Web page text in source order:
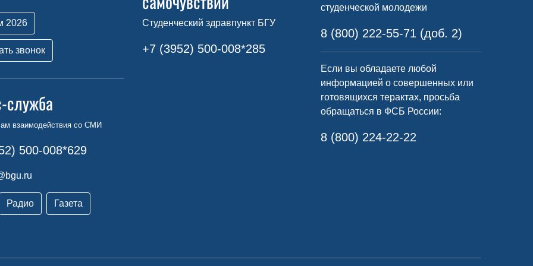
2026
звонок
служба
взаимодействия со СМИ
500-008*629
Радио Газета
Студенческий здравпункт БГУ
+7 (3952) 500-008*285
студенческой молодежи
8 (800) 222-55-71 (доб. 2)
Если вы обладаете любой
информацией о совершенных или
готовящихся терактах, просьба
обращаться в ФСБ России:
8 (800) 224-22-22